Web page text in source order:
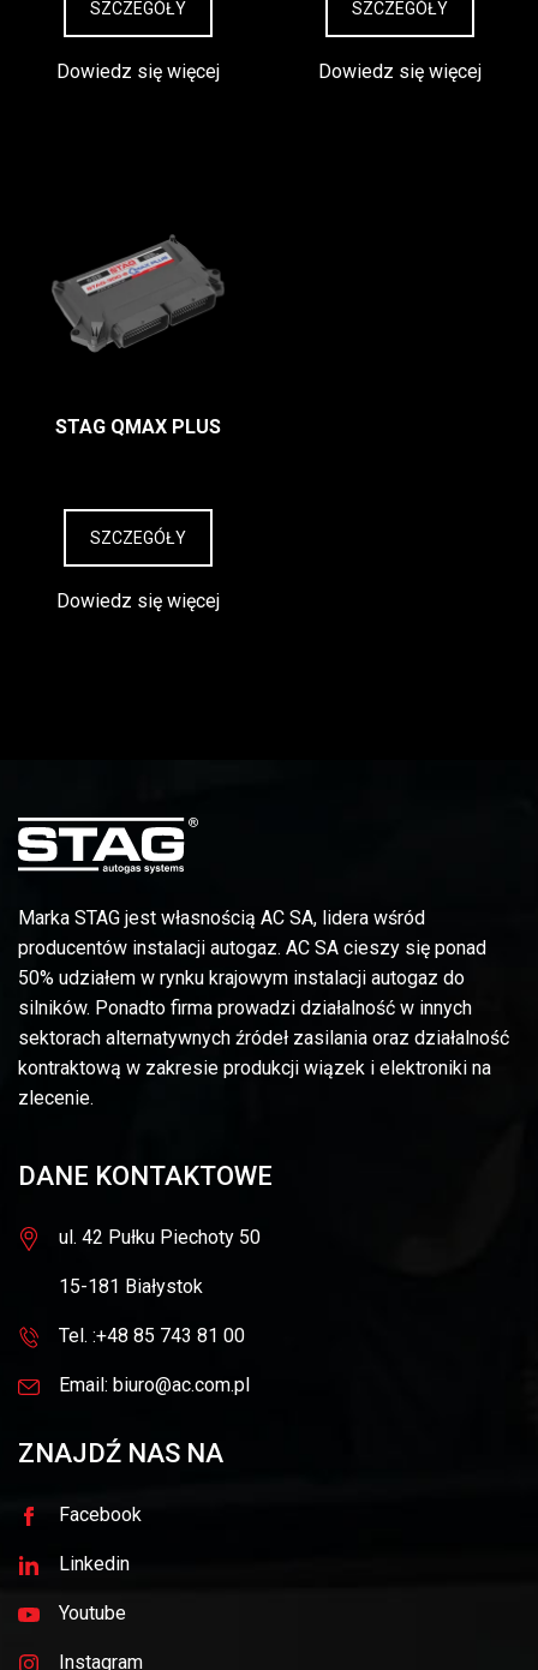
SZCZEGÓŁY
Dowiedz się więcej
SZCZEGÓŁY
Dowiedz się więcej
STAG QMAX PLUS
SZCZEGÓŁY
Dowiedz się więcej
Marka STAG jest własnością AC SA, lidera wśród
producentów instalacji autogaz. AC SA cieszy się ponad
50% udziałem w rynku krajowym instalacji autogaz do
silników. Ponadto firma prowadzi działalność w innych
sektorach alternatywnych źródeł zasilania oraz działalność
kontraktową w zakresie produkcji wiązek i elektroniki na
zlecenie.
DANE KONTAKTOWE
ul. 42 Pułku Piechoty 50
15-181 Białystok
Tel. :+48 85 743 81 00
Email: biuro@ac.com.pl
ZNAJDŹ NAS NA
Facebook
Linkedin
Youtube
Instagram